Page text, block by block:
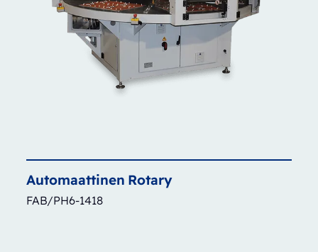
Automaattinen Rotary
FAB/PH6-1418